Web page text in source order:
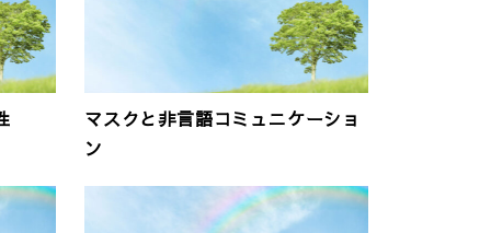
マスクと非言語コミュニケーショ
ン